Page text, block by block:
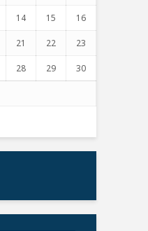
14 15 16
21 22 23
28 29 30